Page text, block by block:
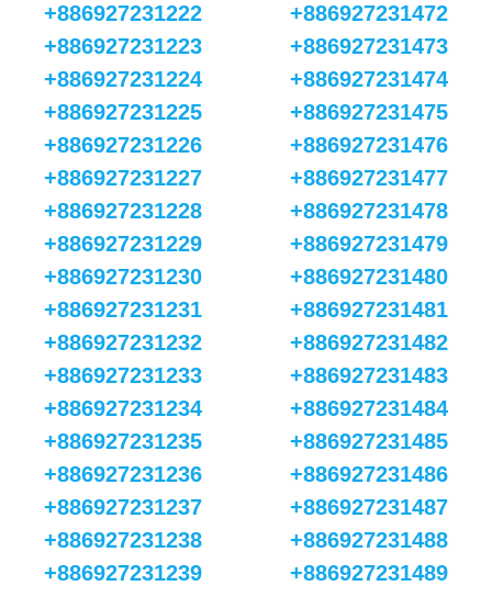
+886927231222
+886927231223
+886927231224
+886927231225
+886927231226
+886927231227
+886927231228
+886927231229
+886927231230
+886927231231
+886927231232
+886927231233
+886927231234
+886927231235
+886927231236
+886927231237
+886927231238
+886927231239
+886927231472
+886927231473
+886927231474
+886927231475
+886927231476
+886927231477
+886927231478
+886927231479
+886927231480
+886927231481
+886927231482
+886927231483
+886927231484
+886927231485
+886927231486
+886927231487
+886927231488
+886927231489